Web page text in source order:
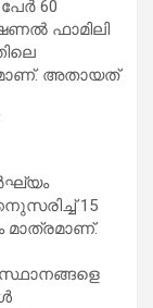
60
ഫാമിലി
അതായത്
15
മാത്രമാണ്.